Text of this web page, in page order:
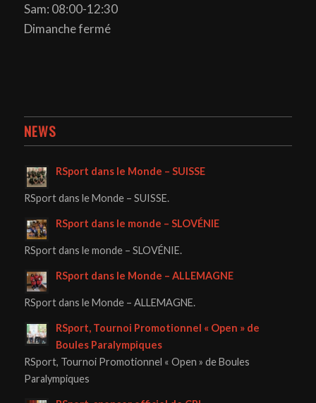
Sam: 08:00-12:30
Dimanche fermé
NEWS
RSport dans le Monde – SUISSE
RSport dans le Monde – SUISSE.
RSport dans le monde – SLOVÉNIE
RSport dans le monde – SLOVÉNIE.
RSport dans le Monde – ALLEMAGNE
RSport dans le Monde – ALLEMAGNE.
RSport, Tournoi Promotionnel « Open » de
Boules Paralympiques
RSport, Tournoi Promotionnel « Open » de Boules
Paralympiques